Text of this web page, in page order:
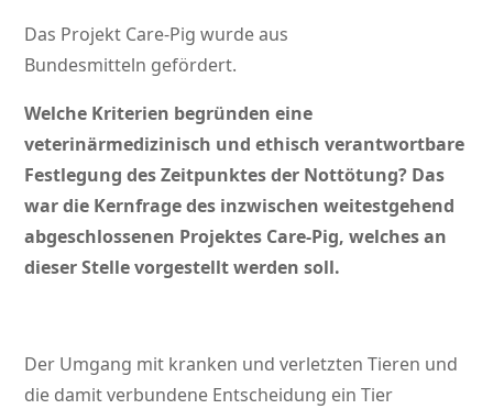
Das Projekt Care-Pig wurde aus
Bundesmitteln gefördert.
Welche Kriterien begründen eine
veterinärmedizinisch und ethisch verantwortbare
Festlegung des Zeitpunktes der Nottötung? Das
war die Kernfrage des inzwischen weitestgehend
abgeschlossenen Projektes Care-Pig, welches an
dieser Stelle vorgestellt werden soll.
Der Umgang mit kranken und verletzten Tieren und
die damit verbundene Entscheidung ein Tier